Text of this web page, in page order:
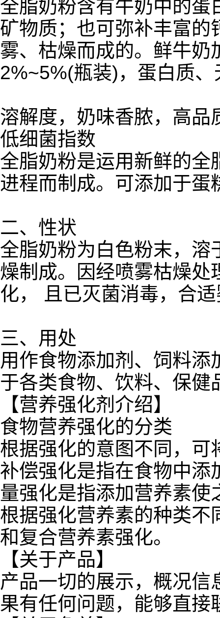
全脂奶粉含有牛奶中的蛋
矿物质；也可弥补丰富的
雾、枯燥而成的。鲜牛
2%~5%(瓶装)，蛋白质
溶解度，奶味香脓，高品
低细菌指数
全脂奶粉是运用新鲜的全
进程而制成。可添加于
二、性状
全脂奶粉为白色粉末，溶
燥制成。因经喷雾枯燥处
化， 且已灭菌消毒，合
三、用处
用作食物添加剂、饲料
于各类食物、饮料、保
【营养强化剂介绍】
食物营养强化的分类
根据强化的意图不同，可
补偿强化是指在食物中
量强化是指添加营养素
根据强化营养素的种类不
和复合营养素强化。
【关于产品】
产品一切的展示，概况
果有任何问题，能够直接